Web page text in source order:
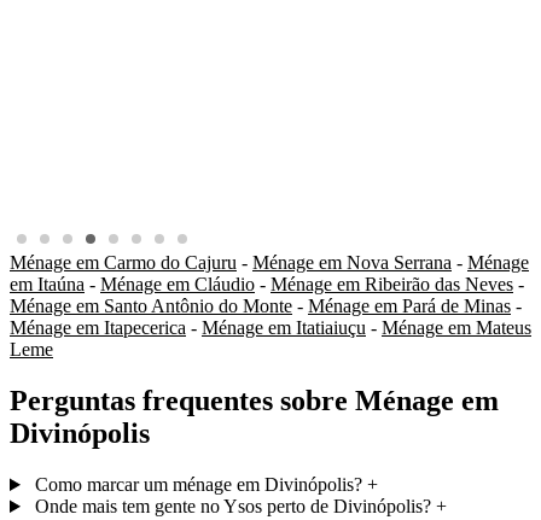
Ménage em Carmo do Cajuru - Ménage em Nova Serrana - Ménage
em Itaúna - Ménage em Cláudio - Ménage em Ribeirão das Neves -
Ménage em Santo Antônio do Monte - Ménage em Pará de Minas -
Ménage em Itapecerica - Ménage em Itatiaiuçu - Ménage em Mateus
Leme
Perguntas frequentes sobre Ménage em
Divinópolis
Como marcar um ménage em Divinópolis? +
Onde mais tem gente no Ysos perto de Divinópolis? +